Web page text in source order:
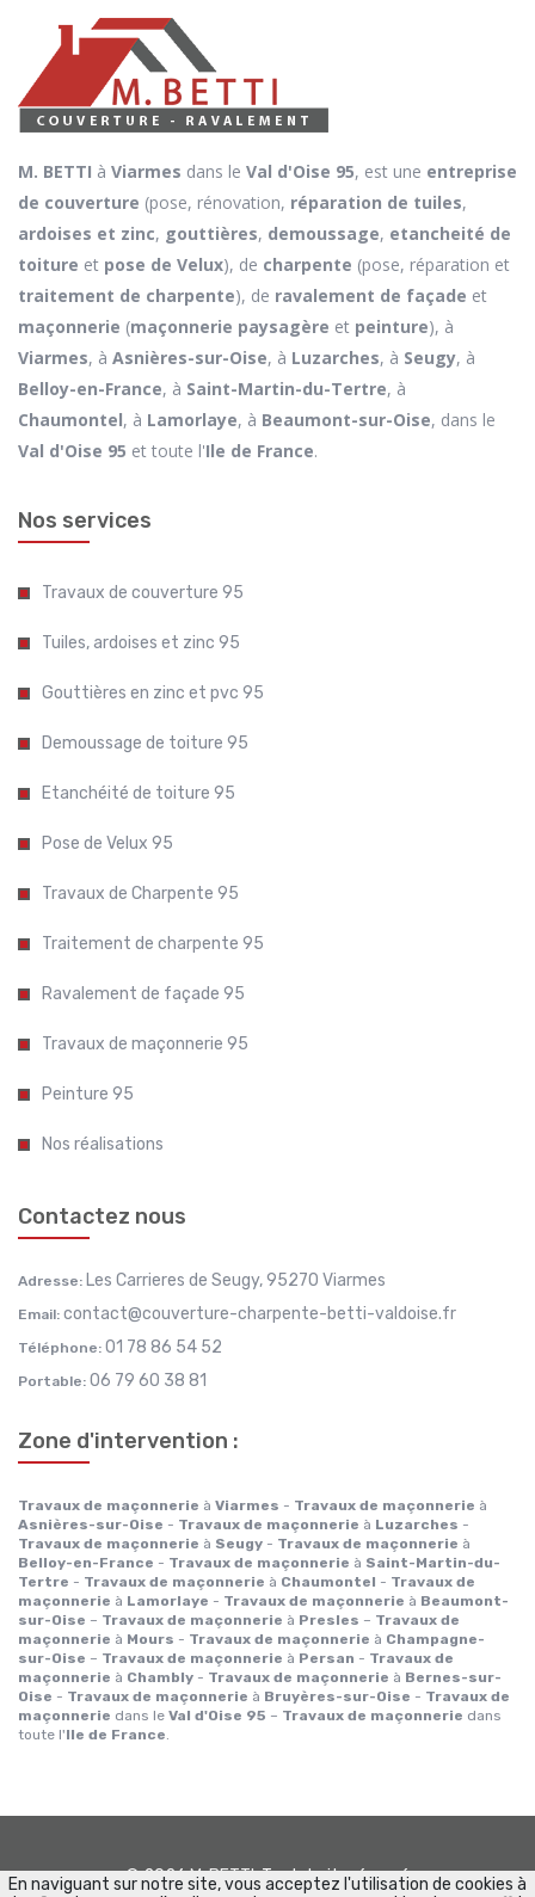
M. BETTI à Viarmes dans le Val d'Oise 95, est une entreprise
de couverture (pose, rénovation, réparation de tuiles,
ardoises et zinc, gouttières, demoussage, etancheité de
toiture et pose de Velux), de charpente (pose, réparation et
traitement de charpente), de ravalement de façade et
maçonnerie (maçonnerie paysagère et peinture), à
Viarmes, à Asnières-sur-Oise, à Luzarches, à Seugy, à
Belloy-en-France, à Saint-Martin-du-Tertre, à
Chaumontel, à Lamorlaye, à Beaumont-sur-Oise, dans le
Val d'Oise 95 et toute l'Ile de France.
Nos services
Travaux de couverture 95
Tuiles, ardoises et zinc 95
Gouttières en zinc et pvc 95
Demoussage de toiture 95
Etanchéité de toiture 95
Pose de Velux 95
Travaux de Charpente 95
Traitement de charpente 95
Ravalement de façade 95
Travaux de maçonnerie 95
Peinture 95
Nos réalisations
Contactez nous
Adresse: Les Carrieres de Seugy, 95270 Viarmes
Email: contact@couverture-charpente-betti-valdoise.fr
Téléphone: 01 78 86 54 52
Portable: 06 79 60 38 81
Zone d'intervention :
Travaux de maçonnerie à Viarmes - Travaux de maçonnerie à
Asnières-sur-Oise - Travaux de maçonnerie à Luzarches -
Travaux de maçonnerie à Seugy - Travaux de maçonnerie à
Belloy-en-France - Travaux de maçonnerie à Saint-Martin-du-
Tertre - Travaux de maçonnerie à Chaumontel - Travaux de
maçonnerie à Lamorlaye - Travaux de maçonnerie à Beaumont-
sur-Oise – Travaux de maçonnerie à Presles – Travaux de
maçonnerie à Mours - Travaux de maçonnerie à Champagne-
sur-Oise – Travaux de maçonnerie à Persan - Travaux de
maçonnerie à Chambly - Travaux de maçonnerie à Bernes-sur-
Oise - Travaux de maçonnerie à Bruyères-sur-Oise - Travaux de
maçonnerie dans le Val d'Oise 95 – Travaux de maçonnerie dans
toute l'Ile de France.
©2026M. BETTI. Tout droits réservés.
En naviguant sur notre site, vous acceptez l'utilisation de cookies à